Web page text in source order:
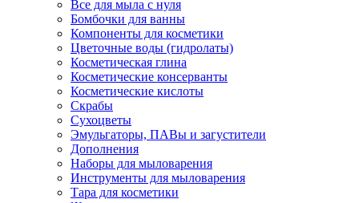
Все для мыла с нуля
Бомбочки для ванны
Компоненты для косметики
Цветочные воды (гидролаты)
Косметическая глина
Косметические консерванты
Косметические кислоты
Скрабы
Сухоцветы
Эмульгаторы, ПАВы и загустители
Дополнения
Наборы для мыловарения
Инструменты для мыловарения
Тара для косметики